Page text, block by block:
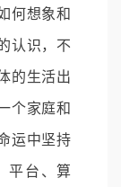
何想象和
认识，不
的生活出
个家庭和
运中坚持
平台、算